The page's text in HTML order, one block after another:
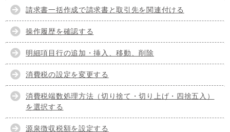
請求書一括作成で請求書と取引先を関連付ける
操作履歴を確認する
明細項目行の追加・挿入、移動、削除
消費税の設定を変更する
消費税端数処理方法（切り捨て・切り上げ・四捨五入）
を選択する
源泉徴収税額を設定する